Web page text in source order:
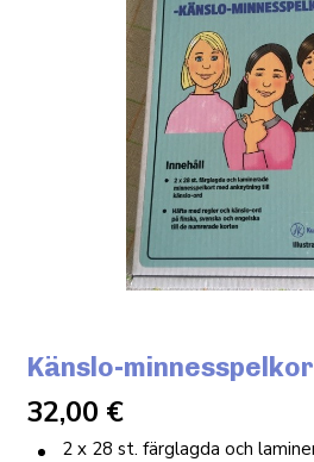
Känslo-
32,00 €
2 x 28 st. färglagda och